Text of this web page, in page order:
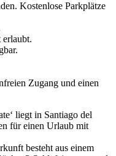
Kostenlose Parkplätze
Zugang und einen
liegt in Santiago del
für einen Urlaub mit
besteht aus einem